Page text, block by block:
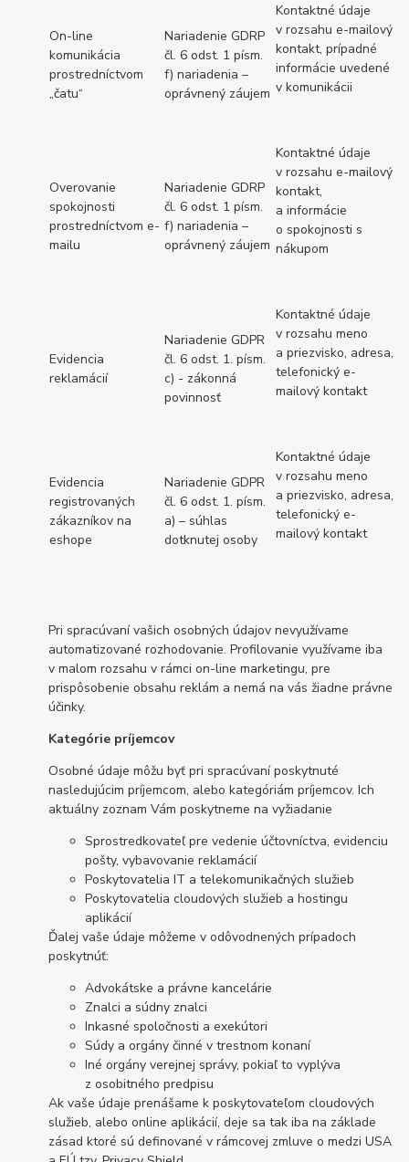
On-line
komunikácia
prostredníctvom
„čatu“
Nariadenie GDRP
čl. 6 odst. 1 písm.
f) nariadenia –
oprávnený záujem
Kontaktné údaje
v rozsahu e-mailový
kontakt, prípadné
informácie uvedené
v komunikácii
Overovanie
spokojnosti
prostredníctvom e-
mailu
Nariadenie GDRP
čl. 6 odst. 1 písm.
f) nariadenia –
oprávnený záujem
Kontaktné údaje
v rozsahu e-mailový
kontakt,
a informácie
o spokojnosti s
nákupom
Evidencia
reklamácií
Nariadenie GDPR
čl. 6 odst. 1. písm.
c) - zákonná
povinnosť
Kontaktné údaje
v rozsahu meno
a priezvisko, adresa,
telefonický e-
mailový kontakt
Evidencia
registrovaných
zákazníkov na
eshope
Nariadenie GDPR
čl. 6 odst. 1. písm.
a) – súhlas
dotknutej osoby
Kontaktné údaje
v rozsahu meno
a priezvisko, adresa,
telefonický e-
mailový kontakt
Pri spracúvaní vašich osobných údajov nevyužívame
automatizované rozhodovanie. Profilovanie využívame iba
v malom rozsahu v rámci on-line marketingu, pre
prispôsobenie obsahu reklám a nemá na vás žiadne právne
účinky.
Kategórie príjemcov
Osobné údaje môžu byť pri spracúvaní poskytnuté
nasledujúcim príjemcom, alebo kategóriám príjemcov. Ich
aktuálny zoznam Vám poskytneme na vyžiadanie
Sprostredkovateľ pre vedenie účtovníctva, evidenciu
pošty, vybavovanie reklamácií
Poskytovatelia IT a telekomunikačných služieb
Poskytovatelia cloudových služieb a hostingu
aplikácií
Ďalej vaše údaje môžeme v odôvodnených prípadoch
poskytnúť:
Advokátske a právne kancelárie
Znalci a súdny znalci
Inkasné spoločnosti a exekútori
Súdy a orgány činné v trestnom konaní
Iné orgány verejnej správy, pokiaľ to vyplýva
z osobitného predpisu
Ak vaše údaje prenášame k poskytovateľom cloudových
služieb, alebo online aplikácií, deje sa tak iba na základe
zásad ktoré sú definované v rámcovej zmluve o medzi USA